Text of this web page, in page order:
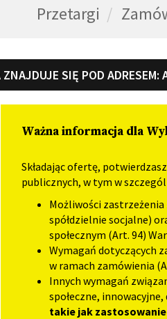
Przetargi
SIĘ POD ADRESEM:
Ważna informacja dla
Składając ofertę,
publicznych, w tym w
Możliwości
spółdzielnie socjalne)
społecznym (Art. 94)
Wymagań dotyczących
w ramach zamówienia
Innych wymagań
społeczne,
takie jak